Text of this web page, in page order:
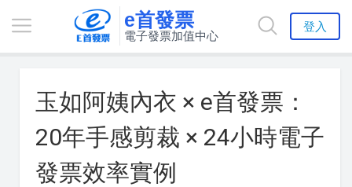
e首發票
電子發票加值中心
登入
玉如阿姨內衣 × e首發票：
20年手感剪裁 × 24小時電子
發票效率實例